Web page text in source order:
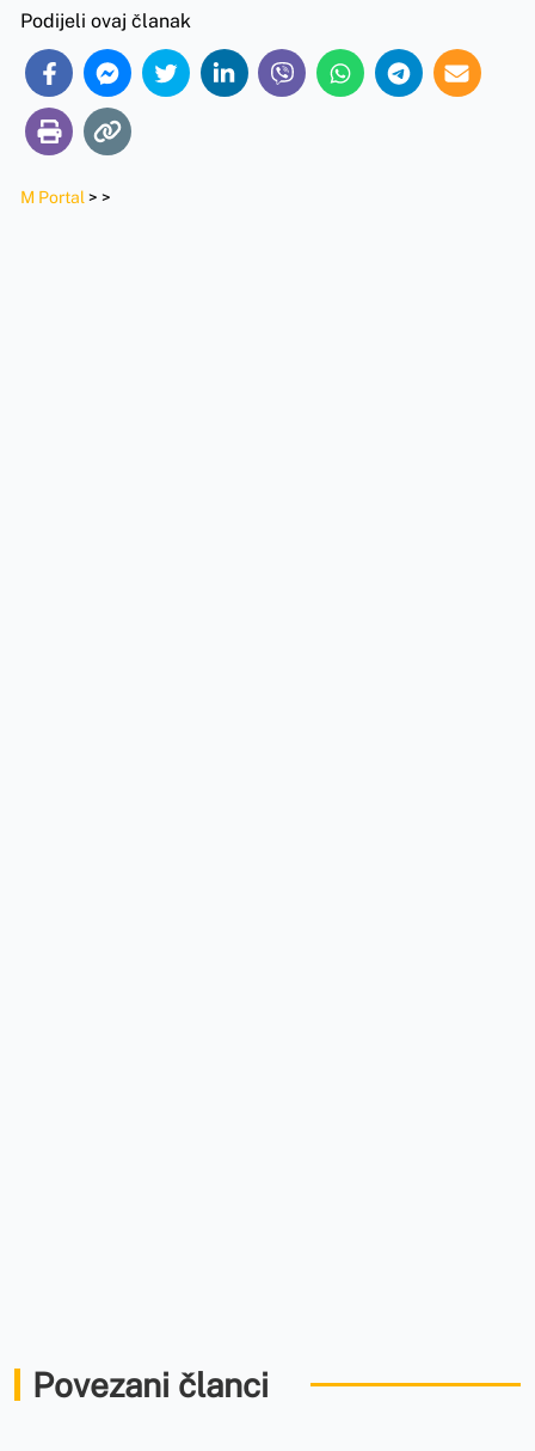
Podijeli ovaj članak
M Portal > >
Povezani članci